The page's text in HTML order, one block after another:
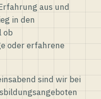
aus und
in den
ob
oder erfahrene
sind wir bei